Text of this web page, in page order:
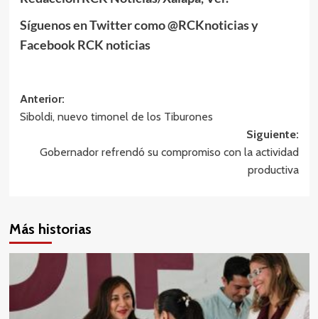
Síguenos en Twitter como @RCKnoticias y
Facebook RCK noticias
Navegación
de
entradas
Anterior:
Siboldi, nuevo timonel de los Tiburones
Siguiente:
Gobernador refrendó su compromiso con la actividad
productiva
Más historias